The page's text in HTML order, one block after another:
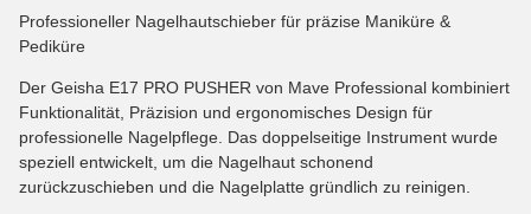
Professioneller Nagelhautschieber für präzise Maniküre &
Pediküre
Der Geisha E17 PRO PUSHER von Mave Professional kombiniert
Funktionalität, Präzision und ergonomisches Design für
professionelle Nagelpflege. Das doppelseitige Instrument wurde
speziell entwickelt, um die Nagelhaut schonend
zurückzuschieben und die Nagelplatte gründlich zu reinigen.